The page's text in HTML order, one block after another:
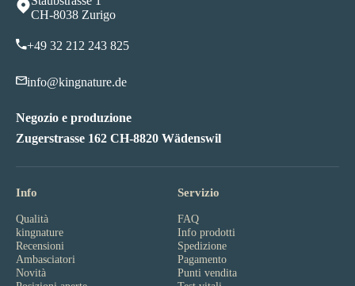
CH-8038 Zurigo
+49 32 212 243 825
info@kingnature.de
Negozio e produzione
Zugerstrasse 162 CH-8820 Wädenswil
Info
Qualità
kingnature
Recensioni
Ambasciatori
Novità
Servizio
FAQ
Info prodotti
Spedizione
Pagamento
Punti vendita